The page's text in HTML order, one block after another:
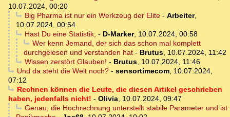
10.07.2024, 00:20
Big Pharma ist nur ein Werkzeug der Elite- Arbeiter,
10.07.2024, 00:54
Hast Du eine Statistik, - D-Marker, 10.07.2024, 00:58
Wer kenn Jemand, der sich das schon mal komplett
durchgelesen und verstanden hat - Brutus, 10.07.2024, 11:42
Wissen zerstört Glauben! - Brutus, 10.07.2024, 11:46
Und da steht die Welt noch?- sensortimecom, 10.07.2024,
07:12
Rechnen können die Leute, die diesen Artikel geschrieben
haben, jedenfalls nicht! - Olivia, 10.07.2024, 09:47
Genau, die Hochrechnung unterstellt stabile Parameter und ist